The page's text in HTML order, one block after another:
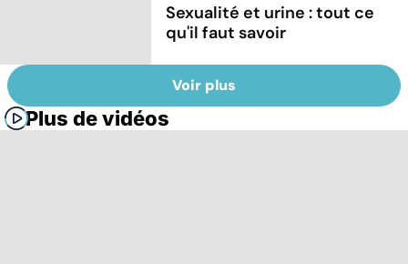
Sexualité et urine : tout ce
qu'il faut savoir
Voir plus
Plus de vidéos